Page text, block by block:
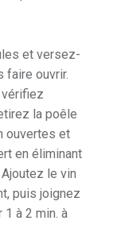
et versez-
faire ouvrir.
la poêle
ouvertes et
en éliminant
le vin
puis joignez
à 2 min. à